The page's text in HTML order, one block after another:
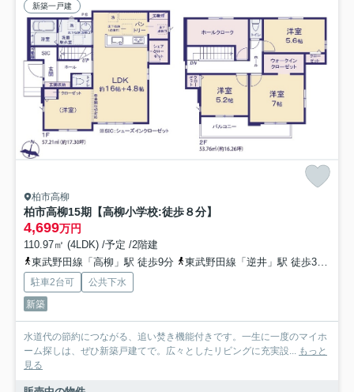
新築一戸建
柏市高柳
柏市高柳15期【高柳小学校:徒歩８分】
4,699万円
110.97㎡ (4LDK) /予定 /2階建
東武野田線「高柳」駅 徒歩9分
東武野田線「逆井」駅 徒歩31分
駐車2台可
公共下水
新築
水道代の節約につながる、追い焚き機能付きです。一生に一度のマイホ
ーム探しは、ぜひ新築戸建てで。広々としたリビングに充実設... もっと
見る